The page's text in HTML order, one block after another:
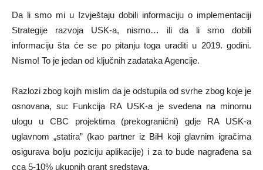
Da li smo mi u Izvještaju dobili informaciju o implementaciji
Strategije razvoja USK-a, nismo… ili da li smo dobili
informaciju šta će se po pitanju toga uraditi u 2019. godini.
Nismo! To je jedan od ključnih zadataka Agencije.
Razlozi zbog kojih mislim da je odstupila od svrhe zbog koje je
osnovana, su: Funkcija RA USK-a je svedena na minornu
ulogu u CBC projektima (prekogranični) gdje RA USK-a
uglavnom „statira” (kao partner iz BiH koji glavnim igračima
osigurava bolju poziciju aplikacije) i za to bude nagrađena sa
cca 5-10% ukupnih grant sredstava.